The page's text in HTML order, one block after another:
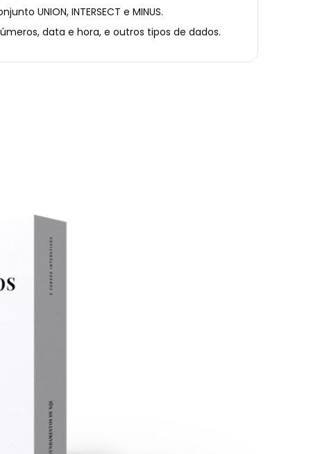
UNION, INTERSECT e MINUS.
data e hora, e outros tipos de dados.